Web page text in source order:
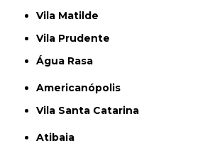
Vila Matilde
Vila Prudente
Água Rasa
Americanópolis
Vila Santa Catarina
Atibaia